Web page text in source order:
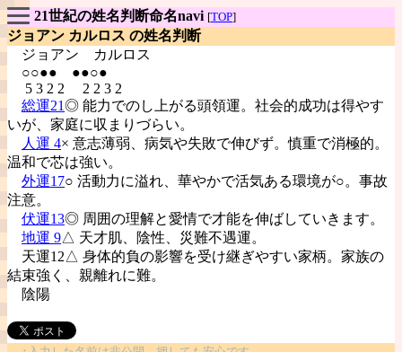
21世紀の姓名判断命名navi [TOP]
ジョアン カルロス の姓名判断
ジョアン
カルロス
○○●● ●●○●
5 3 2 2 2 2 3 2
総運21◎ 能力でのし上がる頭領運。社会的成功は得やす
いが、家庭に収まりづらい。
人運 4× 意志薄弱、病気や失敗で伸びず。慎重で消極的。
温和で芯は強い。
外運17○ 活動力に溢れ、華やかで活気ある環境が○。事故
注意。
伏運13◎ 周囲の理解と愛情で才能を伸ばしていきます。
地運 9△ 天才肌、陰性、災難不遇運。
天運12△ 身体的負の影響を受け継ぎやすい家柄。家族の
結束強く、親離れに難。
陰陽